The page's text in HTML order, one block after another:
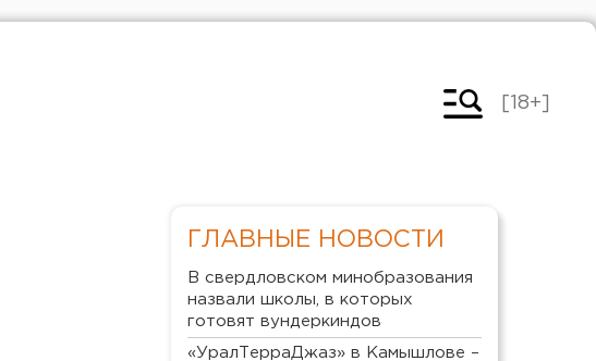
[18+]
ГЛАВНЫЕ НОВОСТИ
В свердловском минобразования
назвали школы, в которых
готовят вундеркиндов
«УралТерраДжаз» в Камышлове –